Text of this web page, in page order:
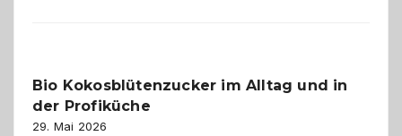
Gefahr
Bio Kokosblütenzucker im Alltag und in
der Profiküche
29. Mai 2026